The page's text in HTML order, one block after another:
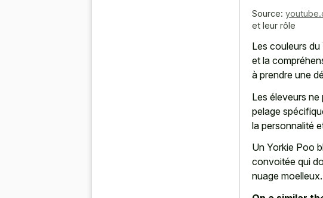
Source:
et leur rôle
Les couleurs
et la
à prendre une
Les éleveurs
pelage
la personnalité
Un Yorkie Poo
convoitée qui
nuage moelleux.